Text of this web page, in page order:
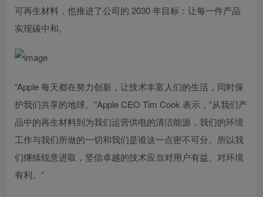
可再生材料，也推进了公司的 2030 年目标：让每一件产品
实现碳中和。
“Apple 每天都在努力创新，让技术丰富人们的生活，同时保
护我们共享的地球。”Apple CEO Tim Cook 表示，“从我们产
品中的再生材料到为我们运营供电的清洁能源，我们的环境
工作与我们所做的一切和我们是谁这一点密不可分。所以我
们继续锐意进取，坚信卓越的技术应当对用户有益、对环境
有利。”